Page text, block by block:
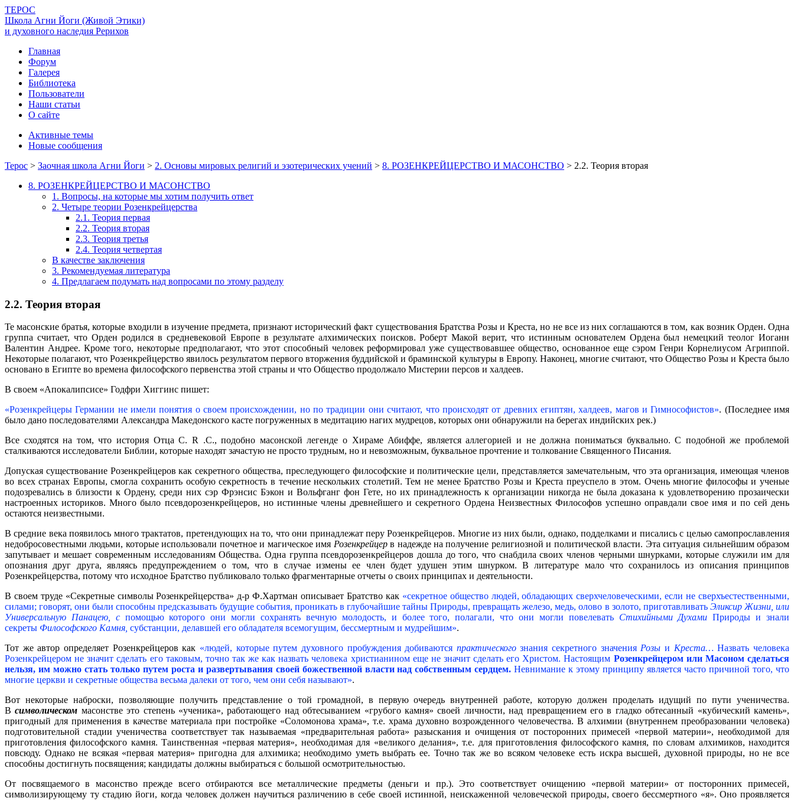
ТЕРОС
Школа Агни Йоги (Живой Этики)
и духовного наследия Рерихов
Главная
Форум
Галерея
Библиотека
Пользователи
Наши статьи
О сайте
Активные темы
Новые сообщения
Терос > Заочная школа Агни Йоги > 2. Основы мировых религий и эзотерических учений > 8. РОЗЕНКРЕЙЦЕРСТВО И МАСОНСТВО > 2.2. Теория вторая
8. РОЗЕНКРЕЙЦЕРСТВО И МАСОНСТВО
1. Вопросы, на которые мы хотим получить ответ
2. Четыре теории Розенкрейцерства
2.1. Теория первая
2.2. Теория вторая
2.3. Теория третья
2.4. Теория четвертая
В качестве заключения
3. Рекомендуемая литература
4. Предлагаем подумать над вопросами по этому разделу
2.2. Теория вторая
Те масонские братья, которые входили в изучение предмета, признают исторический факт существования Братства Розы и Креста, но не все из них соглашаются в том, как возник Орден. Одна
группа считает, что Орден родился в средневековой Европе в результате алхимических поисков. Роберт Макой верит, что истинным основателем Ордена был немецкий теолог Иоганн
Валентин Андрее. Кроме того, некоторые предполагают, что этот способный человек реформировал уже существовавшее общество, основанное еще сэром Генри Корнелиусом Агриппой.
Некоторые полагают, что Розенкрейцерство явилось результатом первого вторжения буддийской и браминской культуры в Европу. Наконец, многие считают, что Общество Розы и Креста было
основано в Египте во времена философского первенства этой страны и что Общество продолжало Мистерии персов и халдеев.
В своем «Апокалипсисе» Годфри Хиггинс пишет:
«Розенкрейцеры Германии не имели понятия о своем происхождении, но по традиции они считают, что происходят от древних египтян, халдеев, магов и Гимнософистов». (Последнее имя
было дано последователями Александра Македонского касте погруженных в медитацию нагих мудрецов, которых они обнаружили на берегах индийских рек.)
Все сходятся на том, что история Отца С. R .С., подобно масонской легенде о Хираме Абиффе, является аллегорией и не должна пониматься буквально. С подобной же проблемой
сталкиваются исследователи Библии, которые находят зачастую не просто трудным, но и невозможным, буквальное прочтение и толкование Священного Писания.
Допуская существование Розенкрейцеров как секретного общества, преследующего философские и политические цели, представляется замечательным, что эта организация, имеющая членов
во всех странах Европы, смогла сохранить особую секретность в течение нескольких столетий. Тем не менее Братство Розы и Креста преуспело в этом. Очень многие философы и ученые
подозревались в близости к Ордену, среди них сэр Фрэнсис Бэкон и Вольфганг фон Гете, но их принадлежность к организации никогда не была доказана к удовлетворению прозаически
настроенных историков. Много было псевдорозенкрейцеров, но истинные члены древнейшего и секретного Ордена Неизвестных Философов успешно оправдали свое имя и по сей день
остаются неизвестными.
В средние века появилось много трактатов, претендующих на то, что они принадлежат перу Розенкрейцеров. Многие из них были, однако, подделками и писались с целью самопрославления
недобросовестными людьми, которые использовали почетное и магическое имя Розенкрейцерв надежде на получение религиозной и политической власти. Эта ситуация сильнейшим образом
запутывает и мешает современным исследованиям Общества. Одна группа псевдорозенкрейцеров дошла до того, что снабдила своих членов черными шнурками, которые служили им для
опознания друг друга, являясь предупреждением о том, что в случае измены ее член будет удушен этим шнурком. В литературе мало что сохранилось из описания принципов
Розенкрейцерства, потому что исходное Братство публиковало только фрагментарные отчеты о своих принципах и деятельности.
В своем труде «Секретные символы Розенкрейцерства» д-р Ф.Хартман описывает Братство как «секретное общество людей, обладающих сверхчеловеческими, если не сверхъестественными,
силами; говорят, они были способны предсказывать будущие события, проникать в глубочайшие тайны Природы, превращать железо, медь, олово в золото, приготавливать Эликсир Жизни, или
Универсальную Панацею, с помощью которого они могли сохранять вечную молодость, и более того, полагали, что они могли повелевать Стихийными ДухамиПрироды и знали
секреты Философского Камня, субстанции, делавшей его обладателя всемогущим, бессмертным и мудрейшим».
Тот же автор определяет Розенкрейцеров как «людей, которые путем духовного пробуждения добиваются практическогознания секретного значенияРозыи Креста…Назвать человека
Розенкрейцером не значит сделать его таковым, точно так же как назвать человека христианином еще не значит сделать его Христом. Настоящим Розенкрейцером или Масоном сделаться
нельзя, им можно стать только путем роста и развертывания своей божественной власти над собственным сердцем.Невнимание к этому принципу является часто причиной того, что
многие церкви и секретные общества весьма далеки от того, чем они себя называют».
Вот некоторые наброски, позволяющие получить представление о той громадной, в первую очередь внутренней работе, которую должен проделать идущий по пути ученичества.
Всимволическом масонстве это степень «ученика», paботающего над обтесыванием «грубого камня» своей личности, над превращением его в гладко обтесанный «кубический камень»,
пригодный для применения в качестве материала при постройке «Соломонова храма», т.е. храма духовно возрожденного человечества. В алхимии (внутреннем преобразовании человека)
подготовительной стадии ученичества соответствует так называемая «предварительная работа» разыскания и очищения от посторонних примесей «первой материи», необходимой для
приготовления философского камня. Таинственная «первая материя», необходимая для «великого делания», т.е. для приготовления философского камня, по словам алхимиков, находится
повсюду. Однако не всякая «первая материя» пригодна для алхимика; необходимо уметь выбрать ее. Точно так же во всяком человеке есть искра высшей, духовной природы, но не все
способны достигнуть посвящения; кандидаты должны выбираться с большой осмотрительностью.
От посвящаемого в масонство прежде всего отбираются все металлические предметы (деньги и пр.). Это соответствует очищению «первой материи» от посторонних примесей,
символизирующему ту стадию йоги, когда человек должен научиться различению в себе своей истинной, неискаженной человеческой природы, своего бессмертного «я». Оно проявляется